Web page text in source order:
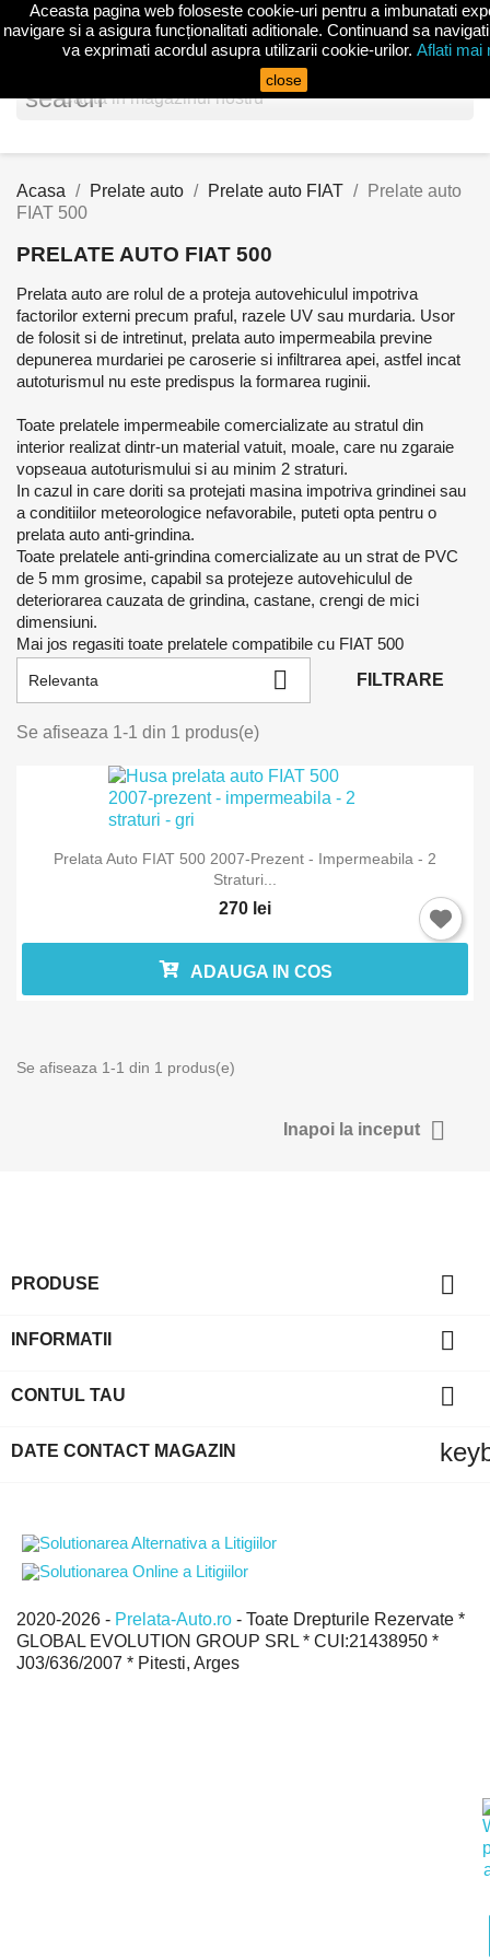
 (0)

search
Acasa Prelate auto Prelate auto FIAT
Prelate auto
FIAT 500
PRELATE AUTO FIAT 500
Prelata auto are rolul de a proteja autovehiculul impotriva
factorilor externi precum praful, razele UV sau murdaria. Usor
de folosit si de intretinut, prelata auto impermeabila previne
depunerea murdariei pe caroserie si infiltrarea apei, astfel incat
autoturismul nu este predispus la formarea ruginii.
Toate prelatele impermeabile comercializate au stratul din
interior realizat dintr-un material vatuit, moale, care nu zgaraie
vopseaua autoturismului si au minim 2 straturi.
In cazul in care doriti sa protejati masina impotriva grindinei sau
a conditiilor meteorologice nefavorabile, puteti opta pentru o
prelata auto anti-grindina.
Toate prelatele anti-grindina comercializate au un strat de PVC
de 5 mm grosime, capabil sa protejeze autovehiculul de
deteriorarea cauzata de grindina, castane, crengi de mici
dimensiuni.
Mai jos regasiti toate prelatele compatibile cu FIAT 500
Relevanta  FILTRARE
Se afiseaza 1-1 din 1 produs(e)
Prelata Auto FIAT 500 2007-Prezent - Impermeabila - 2
Straturi...
270 lei
ADAUGA IN COS
Se afiseaza 1-1 din 1 produs(e)
Inapoi la inceput 
PRODUSE 
INFORMATII 
CONTUL TAU 
DATE CONTACT MAGAZIN
Aceasta pagina web foloseste cookie-uri pentru a imbunatati
navigare si a asigura funcționalitati aditionale. Continuand sa
va exprimati acordul asupra utilizarii cookie-urilor. Aflati mai
close
2020-2026 - Prelata-Auto.ro - Toate Drepturile Rezervate *
GLOBAL EVOLUTION GROUP SRL * CUI:21438950 *
J03/636/2007 * Pitesti, Arges